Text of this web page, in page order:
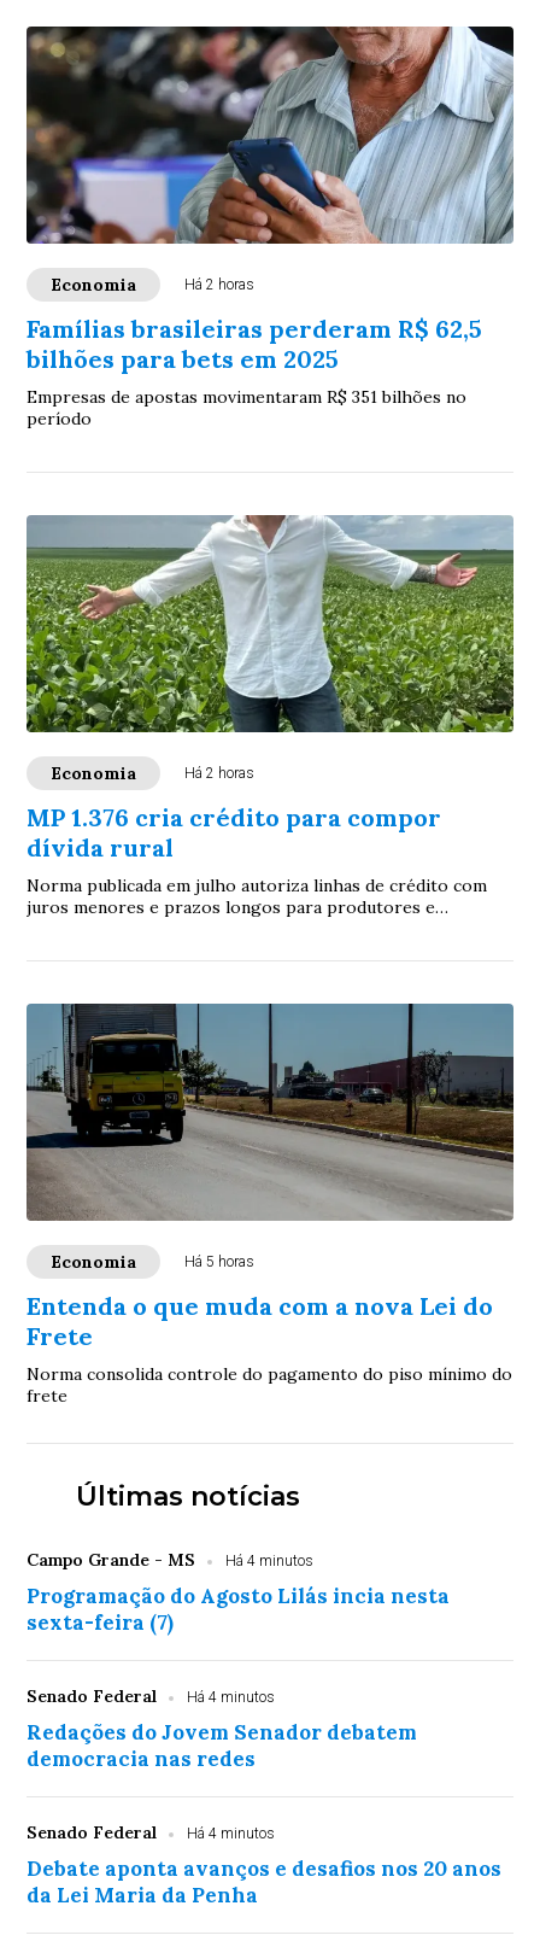
Economia Há 2 horas
Famílias brasileiras perderam R$ 62,5
bilhões para bets em 2025
Empresas de apostas movimentaram R$ 351 bilhões no
período
Economia Há 2 horas
MP 1.376 cria crédito para compor
dívida rural
Norma publicada em julho autoriza linhas de crédito com
juros menores e prazos longos para produtores e
Economia Há 5 horas
Entenda o que muda com a nova Lei do
Frete
Norma consolida controle do pagamento do piso mínimo do
frete
Últimas notícias
Campo Grande - MS Há 4 minutos
Programação do Agosto Lilás incia nesta
sexta-feira (7)
Senado Federal Há 4 minutos
Redações do Jovem Senador debatem
democracia nas redes
Senado Federal Há 4 minutos
Debate aponta avanços e desafios nos 20 anos
da Lei Maria da Penha